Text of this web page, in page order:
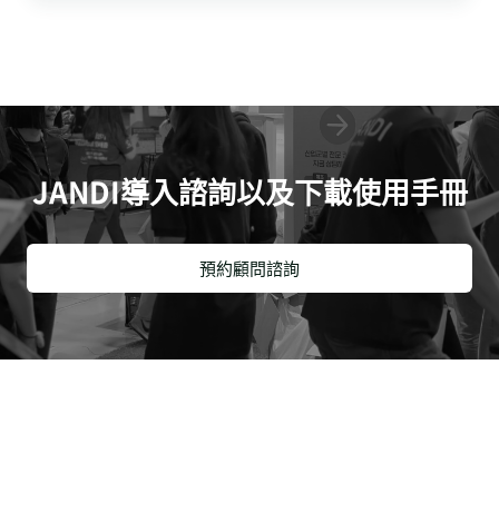
JANDI導入諮詢以及下載使用手冊
預約顧問諮詢